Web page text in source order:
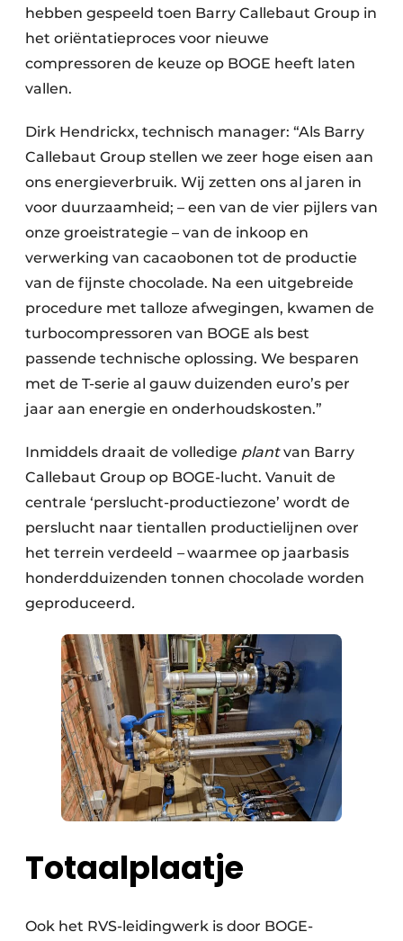
hebben gespeeld toen Barry Callebaut Group in
het oriëntatieproces voor nieuwe
compressoren de keuze op BOGE heeft laten
vallen.
Dirk Hendrickx, technisch manager: “Als Barry
Callebaut Group stellen we zeer hoge eisen aan
ons energieverbruik. Wij zetten ons al jaren in
voor duurzaamheid; – een van de vier pijlers van
onze groeistrategie – van de inkoop en
verwerking van cacaobonen tot de productie
van de fijnste chocolade. Na een uitgebreide
procedure met talloze afwegingen, kwamen de
turbocompressoren van BOGE als best
passende technische oplossing. We besparen
met de T-serie al gauw duizenden euro’s per
jaar aan energie en onderhoudskosten.”
Inmiddels draait de volledige plantvan Barry
Callebaut Group op BOGE-lucht. Vanuit de
centrale ‘perslucht-productiezone’ wordt de
perslucht naar tientallen productielijnen over
het terrein verdeeld –waarmee op jaarbasis
honderdduizenden tonnen chocolade worden
geproduceerd.
Totaalplaatje
Ook het RVS-leidingwerk is door BOGE-